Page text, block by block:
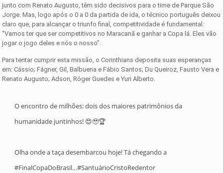
junto com Renato Augusto, têm sido decisivos para o time de Parque São
Jorge. Mas, logo após o 0 a 0 da partida de ida, o técnico português deixou
claro que, para alcançar o triunfo final, competitividade é fundamental:
“Vamos ter que ser competitivos no Maracanã e ganhar a Copa lá. Eles vão
jogar o jogo deles e nós o nosso”.
Para tentar cumprir esta missão, o Corinthians deposita suas esperanças
em: Cássio; Fágner, Gil, Balbuena e Fábio Santos; Du Queiroz, Fausto Vera e
Renato Augusto; Adson, Róger Guedes e Yuri Alberto.
O encontro de milhões: dois dos maiores patrimônios da
humanidade juntinhos! 😍🥹🏆
Olha onde a taça desembarcou hoje! Tá chegando a
#FinalCopaDoBrasil…#SantuárioCristoRedentor